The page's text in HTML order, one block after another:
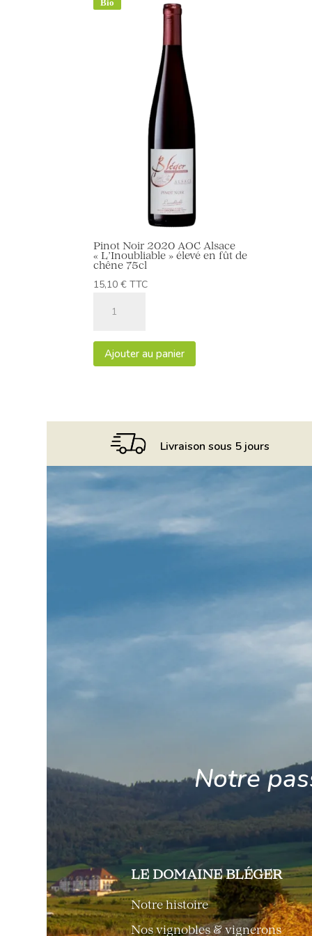
Bio
Pinot Noir 2020 AOC Alsace
« L’Inoubliable » élevé en fût de
chêne 75cl
15,10€ TTC
Noir
2020
de
chêne
Ajouter au panier
Livraison sous 5 jours
Notre
LE DOMAINE BLÉGER
Notre histoire
Nos vignobles & vignerons